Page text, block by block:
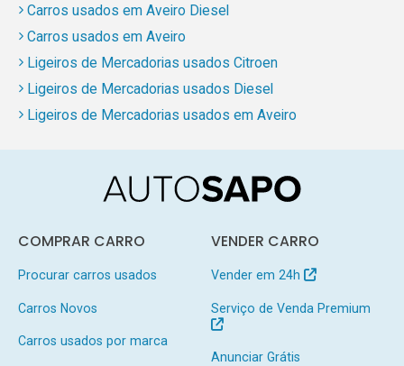
Carros usados em Aveiro Diesel
Carros usados em Aveiro
Ligeiros de Mercadorias usados Citroen
Ligeiros de Mercadorias usados Diesel
Ligeiros de Mercadorias usados em Aveiro
COMPRAR CARRO
Procurar carros usados
Carros Novos
Carros usados por marca
VENDER CARRO
Vender em 24h
Serviço de Venda Premium
Anunciar Grátis